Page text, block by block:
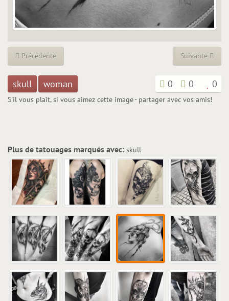
Précédente Suivante
skull woman 0 0 0
S'il vous plaît, si vous aimez cette image - partager avec vos amis!
Plus de tatouages marqués avec: skull